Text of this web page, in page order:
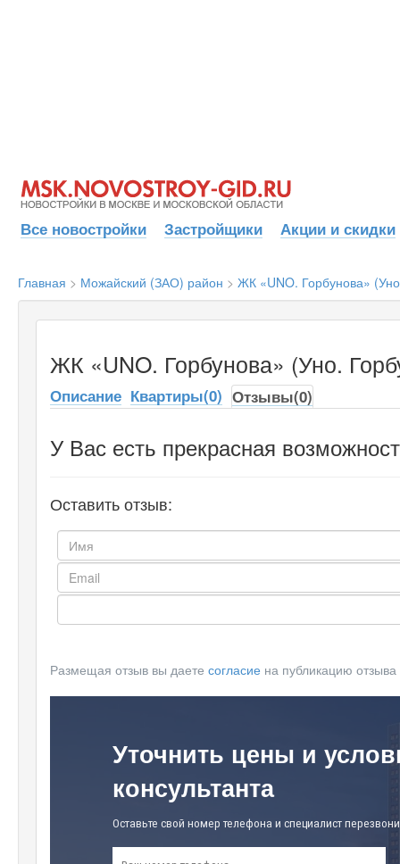
Все новостройки Застройщики Акции и скидки
Главная > Можайский (ЗАО) район > ЖК «UNO. Горбунова»
ЖК «UNO. Горбунова» (Уно.
Описание Квартиры(0) Отзывы(0)
У Вас есть прекрасная
Оставить отзыв:
Размещая отзыв вы даете согласие на публикацию отзыва
Уточнить цены и
консультанта
Оставьте свой номер телефона и специалист